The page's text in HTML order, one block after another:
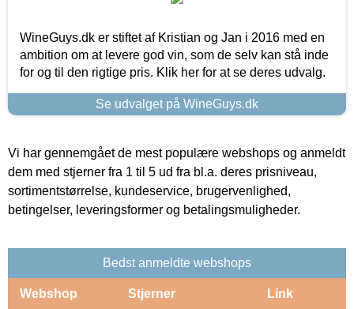
WineGuys.dk er stiftet af Kristian og Jan i 2016 med en
ambition om at levere god vin, som de selv kan stå inde
for og til den rigtige pris. Klik her for at se deres udvalg.
Se udvalget på WineGuys.dk
Vi har gennemgået de mest populære webshops og anmeldt
dem med stjerner fra 1 til 5 ud fra bl.a. deres prisniveau,
sortimentstørrelse, kundeservice, brugervenlighed,
betingelser, leveringsformer og betalingsmuligheder.
Bedst anmeldte webshops
Webshop Stjerner Link